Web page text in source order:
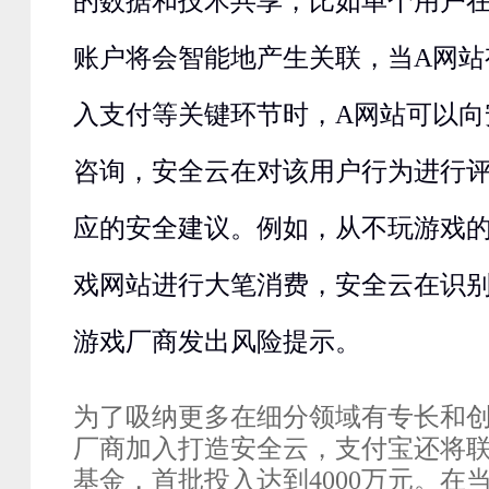
账户将会智能地产生关联，当A 网
入支付等关键环节时， A 网站可以
咨询，安全云在对该用户行为进行
应的安全建议。例如，从不玩游戏
戏网站进行大笔消费，安全云在识
游戏厂商发出风险提示。
为了吸纳更多在细分领域有专长和
厂商加入打造安全云，支付宝还将
基金，首批投入达到 4000万元。在